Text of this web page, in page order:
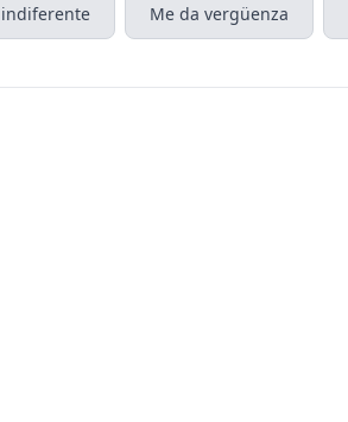
indiferente Me da vergüenza